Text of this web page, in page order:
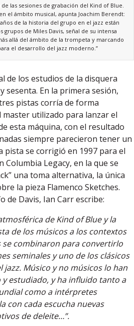
de las sesiones de grabación del Kind of Blue.
el ámbito musical, apunta Joachim Berendt:
de la historia del grupo en el jazz están
grupos de Miles Davis, señal de su intensa
allá del ámbito de la trompeta y marcando
el desarrollo del jazz moderno.”
de los estudios de la disquera
sesenta. En la primera sesión,
pistas corría de forma
master utilizado para lanzar el
esta máquina, con el resultado
siempre parecieron tener un
pista se corrigió en 1997 para el
Columbia Legacy, en la que se
una toma alternativa, la única
la pieza Flamenco Sketches.
de Davis, Ian Carr escribe:
de Kind of Blue y la
de los músicos a los contextos
se combinaron para convertirlo
seminales y uno de los clásicos
jazz. Músico y no músicos lo han
estudiado, y ha influido tanto a
como a intérpretes
con cada escucha nuevas
de deleite…”.